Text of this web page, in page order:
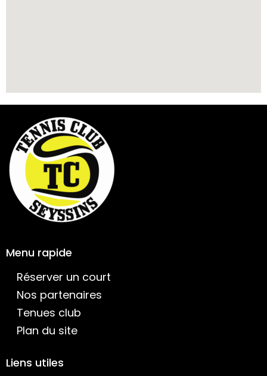
Menu rapide
Réserver un court
Nos partenaires
Tenues club
Plan du site
Liens utiles